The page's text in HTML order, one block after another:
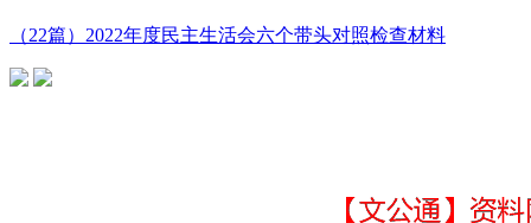
（22篇）2022年度民主生活会六个带头对照检查材料